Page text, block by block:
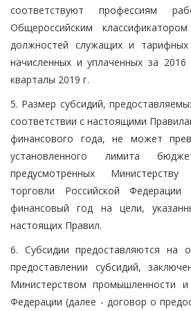
соответствуют профессиям
Общероссийским
должностей служащих и
начисленных и уплаченных за
кварталы 2019 г.
5. Размер субсидий,
соответствии с настоящими
финансового года, не может
установленного лимита
предусмотренных
торговли Российской
финансовый год на цели,
настоящих Правил.
6. Субсидии предоставляются на
предоставлении субсидий,
Министерством промышленности и
Федерации (далее - договор о